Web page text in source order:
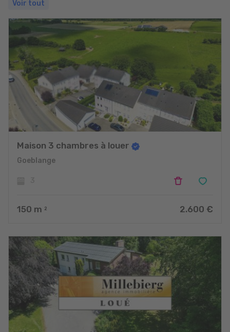
Voir tout
Maison 3 chambres à louer
Goeblange
150 m 2 2.600 €